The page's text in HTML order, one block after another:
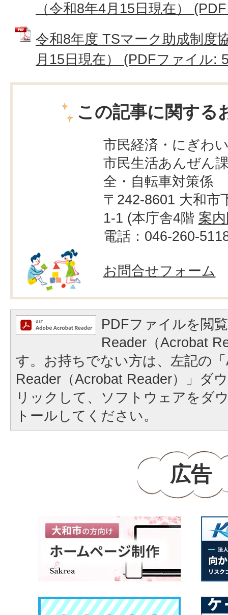
（令和8年4月15日現在）
令和8年度 TSマーク助成制度
月15日現在） (PDFファイル:
この記事に関する
市民経済・にぎわ
市民生活あんぜん
全・自転車対策係
〒242-8601 大和市
1-1 (本庁舎4階 案
電話：046-260-
お問合せフォーム
PDFファイルを閲
Reader（Acrobat
す。お持ちでない方は、左記の
Reader（Acrobat Reader）」ダ
リックして、ソフトウェアをダ
トールしてください。
広告